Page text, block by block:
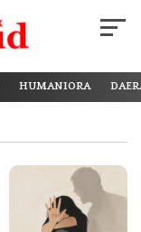
HUMANIORA